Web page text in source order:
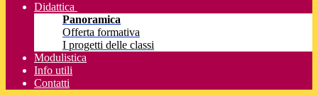
Didattica
Panoramica
Offerta formativa
I progetti delle classi
Modulistica
Info utili
Contatti